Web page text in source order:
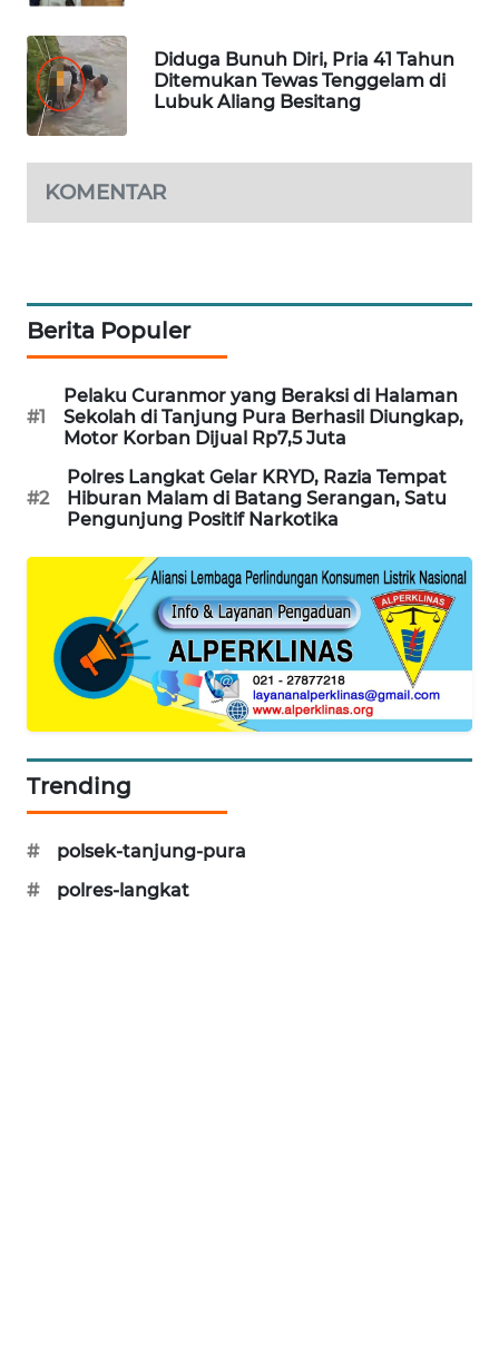
Diduga Bunuh Diri, Pria 41 Tahun
Ditemukan Tewas Tenggelam di
Lubuk Aliang Besitang
KOMENTAR
Berita Populer
#1
Pelaku Curanmor yang Beraksi di Halaman
Sekolah di Tanjung Pura Berhasil Diungkap,
Motor Korban Dijual Rp7,5 Juta
#2
Polres Langkat Gelar KRYD, Razia Tempat
Hiburan Malam di Batang Serangan, Satu
Pengunjung Positif Narkotika
Trending
#
polsek-tanjung-pura
#
polres-langkat
AKHLAK
ID
PERAPKI